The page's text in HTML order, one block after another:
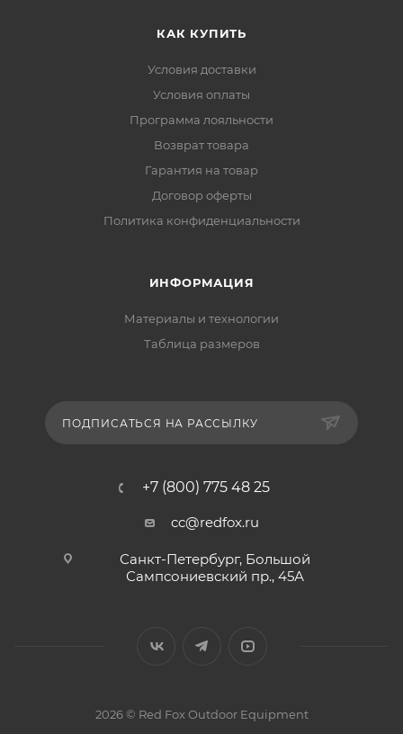
КАК КУПИТЬ
Условия доставки
Условия оплаты
Программа лояльности
Возврат товара
Гарантия на товар
Договор оферты
Политика конфиденциальности
ИНФОРМАЦИЯ
Материалы и технологии
Таблица размеров
ПОДПИСАТЬСЯ НА РАССЫЛКУ
+7 (800) 775 48 25
cc@redfox.ru
Санкт-Петербург, Большой
Сампсониевский пр., 45А
2026 © Red Fox Outdoor Equipment